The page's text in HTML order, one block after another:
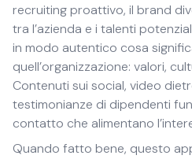
recruiting proattivo, il brand
tra l’azienda e i talenti
in modo autentico cosa
quell’organizzazione: valori,
Contenuti sui social, video
testimonianze di dipendenti
contatto che alimentano
Quando fatto bene, questo